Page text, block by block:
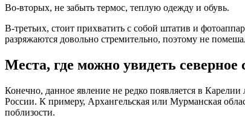
Во-вторых, не забыть термос, теплую одежду и обувь.
В-третьих, стоит прихватить с собой штатив и
разряжаются довольно стремительно, поэтому не
Места, где можно увидеть северное
Конечно, данное явление не редко появляется в
России. К примеру, Архангельская или Мурманская
поблизости.